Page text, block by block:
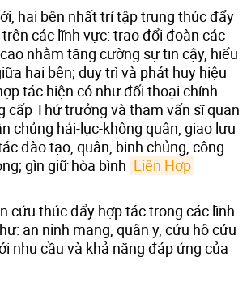
hai bên nhất trí tập trung thúc đẩy
các lĩnh vực: trao đổi đoàn các
nhằm tăng cường sự tin cậy, hiểu
hai bên; duy trì và phát huy hiệu
tác hiện có như đối thoại chính
cấp Thứ trưởng và tham vấn sĩ quan
chủng hải-lục-không quân, giao lưu
đào tạo, quân, binh chủng, công
gìn giữ hòa bình Liên Hợp
cứu thúc đẩy hợp tác trong các lĩnh
an ninh mạng, quân y, cứu hộ cứu
nhu cầu và khả năng đáp ứng của